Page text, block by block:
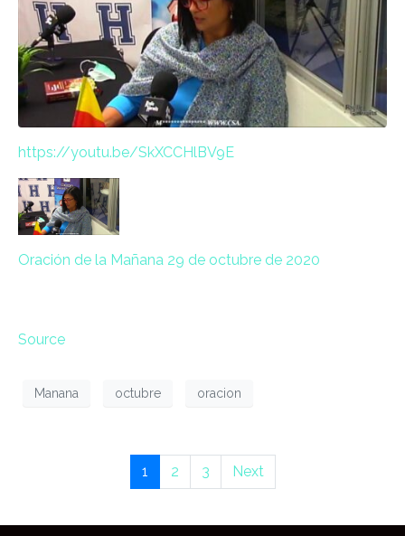
https://youtu.be/SkXCCHlBV9E
Oración de la Mañana 29 de octubre de 2020
Source
Manana octubre oracion
1 2 3 Next